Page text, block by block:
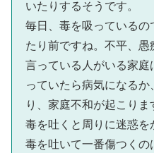
いたりするそうです。
毎日、毒を吸っている
たり前ですね。不平、
言っている人がいる家
っていたら病気になる
り、家庭不和が起こりま
毒を吐くと周りに迷惑を
毒を吐いて一番傷つくの